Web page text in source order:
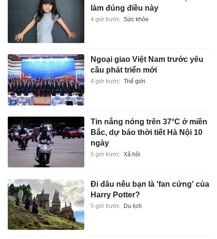
làm đúng điều này
4 giờ trước Sức khỏe
Ngoại giao Việt Nam trước yêu
cầu phát triển mới
4 giờ trước Thế giới
Tin nắng nóng trên 37°C ở miền
Bắc, dự báo thời tiết Hà Nội 10
ngày
5 giờ trước Xã hội
Đi đâu nếu bạn là 'fan cứng' của
Harry Potter?
5 giờ trước Du lịch